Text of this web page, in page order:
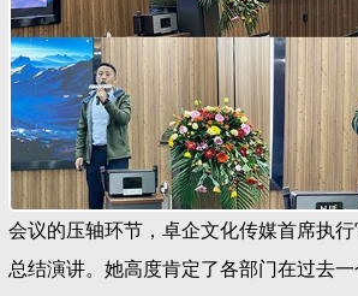
会议的压轴环节，卓企文化传媒首席执
总结演讲。她高度肯定了各部门在过去